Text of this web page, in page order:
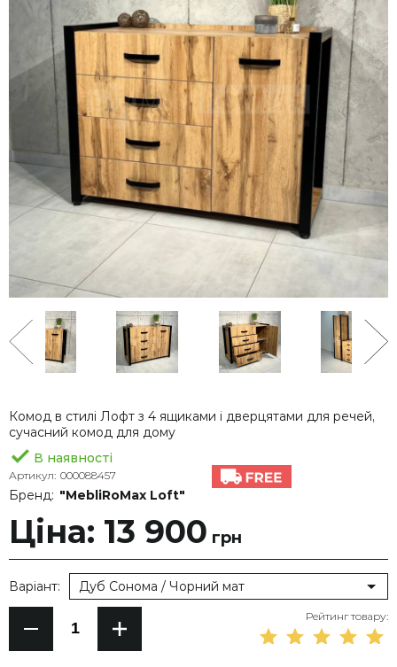
Комод в стилі Лофт з 4 ящиками і дверцятами для речей,
сучасний комод для дому
В наявності
Артикул: 000088457
Бренд: "MebliRoMax Loft"
Ціна: 13 900 грн
Варіант: Дуб Сонома / Чорний мат
Рейтинг товару: